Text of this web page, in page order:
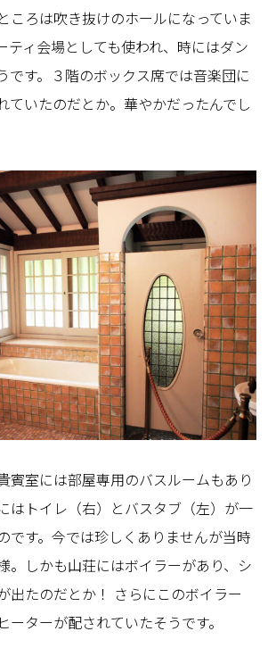
ころは吹き抜けのホールになっていま
ティ会場としても使われ、時にはダン
です。３階のボックス席では音楽団に
ていたのだとか。華やかだったんでし
賓室には部屋専用のバスルームもあり
はトイレ（右）とバスタブ（左）が一
です。今では珍しくありませんが当時
。しかも山荘にはボイラーがあり、シ
出たのだとか！ さらにこのボイラー
ーターが配されていたそうです。